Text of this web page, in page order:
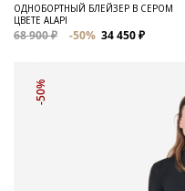
ОДНОБОРТНЫЙ БЛЕЙЗЕР В СЕРОМ
ЦВЕТЕ ALAPI
68 900 ₽ -50% 34 450 ₽
-50%